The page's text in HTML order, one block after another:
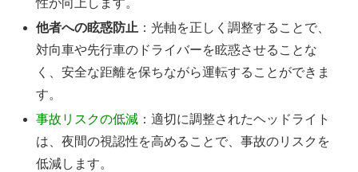
性が向上します。
他者への眩惑防止 ：光軸を正しく調整することで、
対向車や先行車のドライバーを眩惑させることな
く、安全な距離を保ちながら運転することができま
す。
事故リスクの低減 ：適切に調整されたヘッドライト
は、夜間の視認性を高めることで、事故のリスクを
低減します。